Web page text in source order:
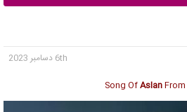
6th دسامبر 2023
Song OfAslanFrom